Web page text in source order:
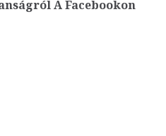
A Facebookon